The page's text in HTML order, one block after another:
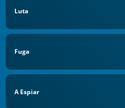
Luta
Fuga
A Espiar